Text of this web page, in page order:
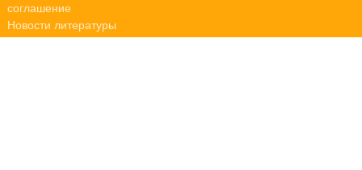
соглашение
Новости литературы